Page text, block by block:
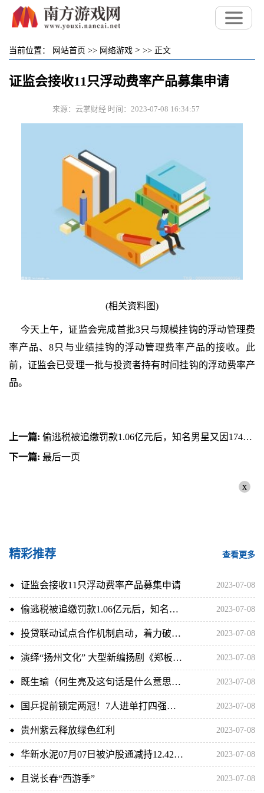
当前位置： 网站首页 >> 网络游戏 > >> 正文
证监会接收11只浮动费率产品募集申请
来源：云掌财经 时间：2023-07-08 16:34:57
(相关资料图)
今天上午，证监会完成首批3只与规模挂钩的浮动管理费
率产品、8只与业绩挂钩的浮动管理费率产品的接收。此
前，证监会已受理一批与投资者持有时间挂钩的浮动费率产
品。
上一篇: 偷逃税被追缴罚款1.06亿元后，知名男星又因174万成被执行人
下一篇: 最后一页
x
精彩推荐 查看更多
证监会接收11只浮动费率产品募集申请 2023-07-08
偷逃税被追缴罚款1.06亿元后，知名男星又因174万成被执行人 2023-07-08
投贷联动试点合作机制启动，着力破解民营企业融资难题 2023-07-08
演绎“扬州文化” 大型新编扬剧《郑板桥》在宁首演 2023-07-08
既生瑜（何生亮及这句话是什么意思啊） 2023-07-08
国乒提前锁定两冠！7人进单打四强马龙出局，女单3人迎中日对决 2023-07-08
贵州紫云释放绿色红利 2023-07-08
华新水泥07月07日被沪股通减持12.42万股 2023-07-08
且说长春“西游季” 2023-07-08